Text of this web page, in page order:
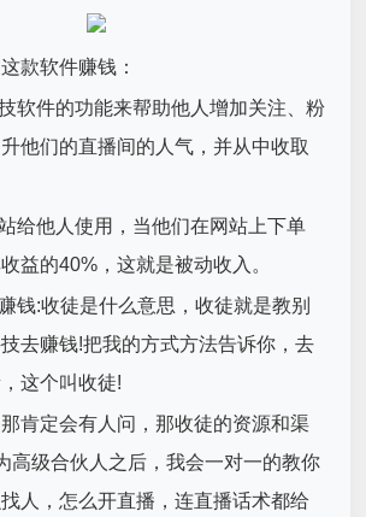
款软件赚钱：
软件的功能来帮助他人增加关注、粉
他们的直播间的人气，并从中收取
给他人使用，当他们在网站上下单
益的40%，这就是被动收入。
钱:收徒是什么意思，收徒就是教别
去赚钱!把我的方式方法告诉你，去
这个叫收徒!
肯定会有人问，那收徒的资源和渠
高级合伙人之后，我会一对一的教你
人，怎么开直播，连直播话术都给